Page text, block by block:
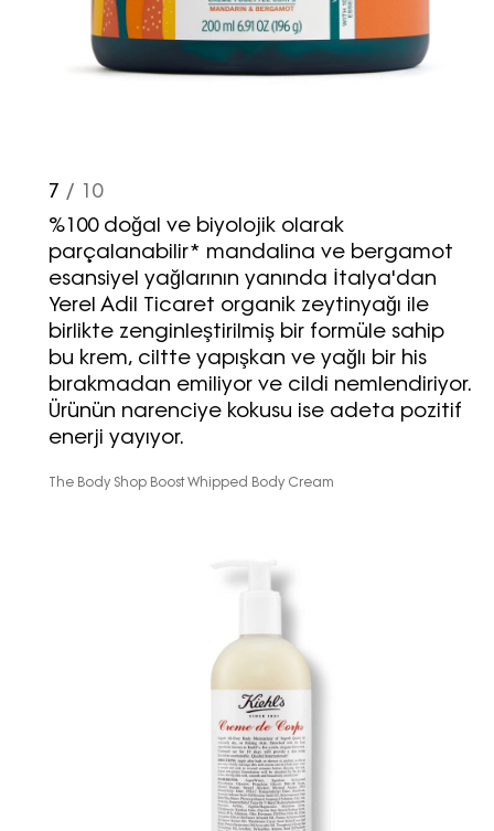
7 / 10
%100 doğal ve biyolojik olarak
parçalanabilir* mandalina ve bergamot
esansiyel yağlarının yanında İtalya'dan
Yerel Adil Ticaret organik zeytinyağı ile
birlikte zenginleştirilmiş bir formüle sahip
bu krem, ciltte yapışkan ve yağlı bir his
bırakmadan emiliyor ve cildi nemlendiriyor.
Ürünün narenciye kokusu ise adeta pozitif
enerji yayıyor.
The Body Shop Boost Whipped Body Cream